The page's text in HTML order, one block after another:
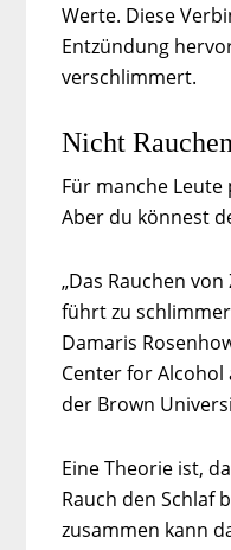
Werte. Diese
Entzündung
verschlimmert.
Nicht
Für manche Leute
Aber du könnest
„Das Rauchen
führt zu
Damaris
Center for
der Brown
Eine Theorie ist,
Rauch den Schlaf
zusammen kann